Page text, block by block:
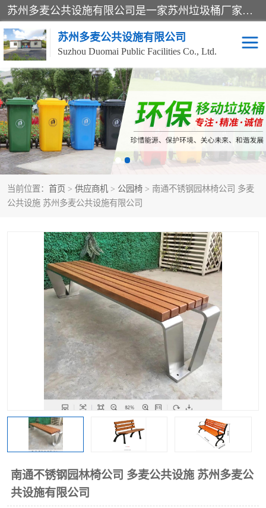
苏州多麦公共设施有限公司是一家苏州垃圾桶厂家，主营：塑料垃圾桶、分类果皮箱、户外园林椅、保安岗亭等产品厂家。全国统一热线电话：17105580222。公司组建完善的团队。设计人员，能根据客户要求，提供适合的设计方案，来满足客户的需求。
苏州多麦公共设施有限公司
Suzhou Duomai Public Facilities Co., Ltd.
当前位置： 首页 > 供应商机 > 公园椅 > 南通不锈钢园林椅公司 多麦
公共设施 苏州多麦公共设施有限公司
南通不锈钢园林椅公司 多麦公共设施 苏州多麦公
共设施有限公司
办公室脚踩垃圾桶 保安岗亭
分类果皮箱 公园椅
垃圾分类房 塑料垃圾桶
防疫岗亭 吸烟岗亭